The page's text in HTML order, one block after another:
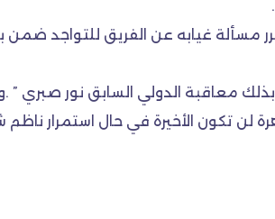
مسألة غيابه عن الفريق للتواجد ضمن
معاقبة الدولي السابق نور صبري ”
لن تكون الأخيرة في حال استمرار ناظم